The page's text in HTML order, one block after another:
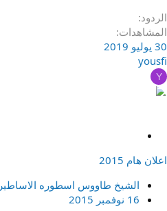
الردود
المشاهدات
30 يوليو 2019
yousfi
Y
ب
ت
اعلان هام 2015
الشيخ طاووس اسطوره الاساطير
16 نوفمبر 2015